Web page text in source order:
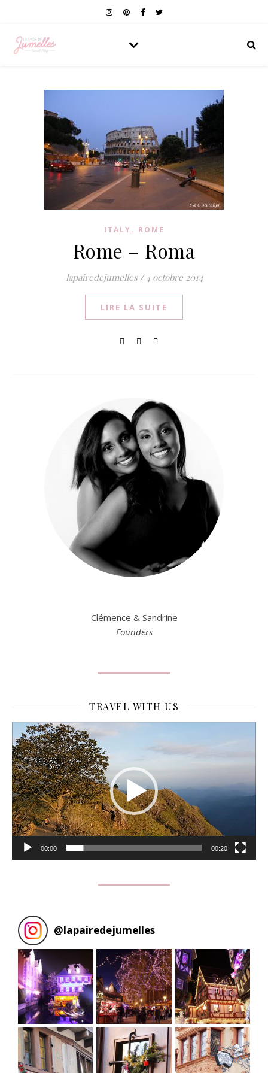
ITALY, ROME
Rome – Roma
lapairedejumelles / 4 octobre 2014
LIRE LA SUITE
Clémence & Sandrine
Founders
TRAVEL WITH US
Lecteur
vidéo
00:00 00:20
@lapairedejumelles